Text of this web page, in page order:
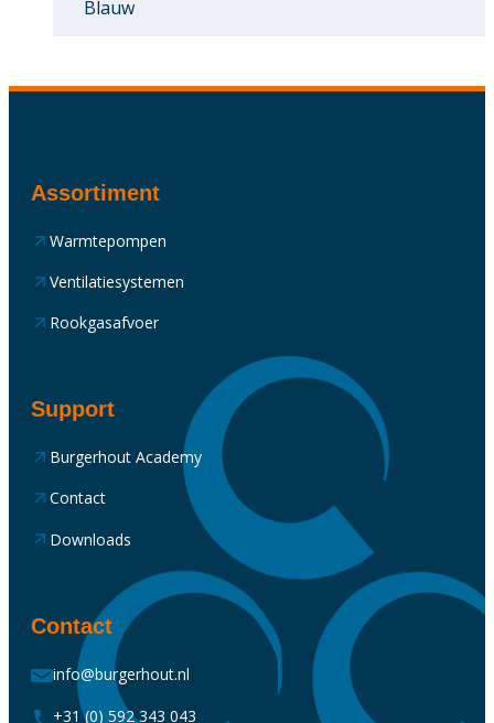
Blauw
Assortiment
Warmtepompen
Ventilatiesystemen
Rookgasafvoer
Support
Burgerhout Academy
Contact
Downloads
Contact
info@burgerhout.nl
+31 (0) 592 343 043